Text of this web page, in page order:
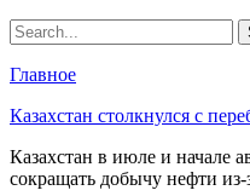
Главное
Казахстан столкнулся с
Казахстан в июле и начале
сокращать добычу нефти